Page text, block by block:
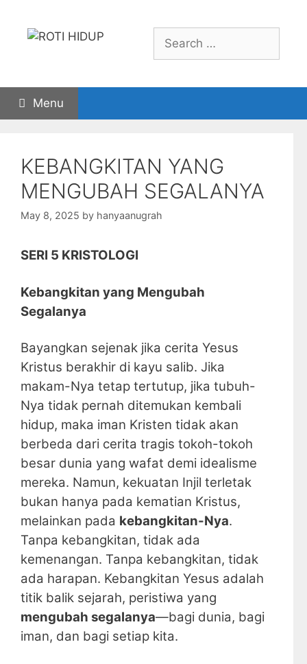
content
Search
for:
Menu
KEBANGKITAN YANG
MENGUBAH SEGALANYA
May 8, 2025 by hanyaanugrah
SERI 5 KRISTOLOGI
Kebangkitan yang Mengubah
Segalanya
Bayangkan sejenak jika cerita Yesus
Kristus berakhir di kayu salib. Jika
makam-Nya tetap tertutup, jika tubuh-
Nya tidak pernah ditemukan kembali
hidup, maka iman Kristen tidak akan
berbeda dari cerita tragis tokoh-tokoh
besar dunia yang wafat demi idealisme
mereka. Namun, kekuatan Injil terletak
bukan hanya pada kematian Kristus,
melainkan pada kebangkitan-Nya.
Tanpa kebangkitan, tidak ada
kemenangan. Tanpa kebangkitan, tidak
ada harapan. Kebangkitan Yesus adalah
titik balik sejarah, peristiwa yang
mengubah segalanya—bagi dunia, bagi
iman, dan bagi setiap kita.